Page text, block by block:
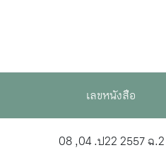
เลขหนังสือ
08 ,04 .ป22 2557 ฉ.2